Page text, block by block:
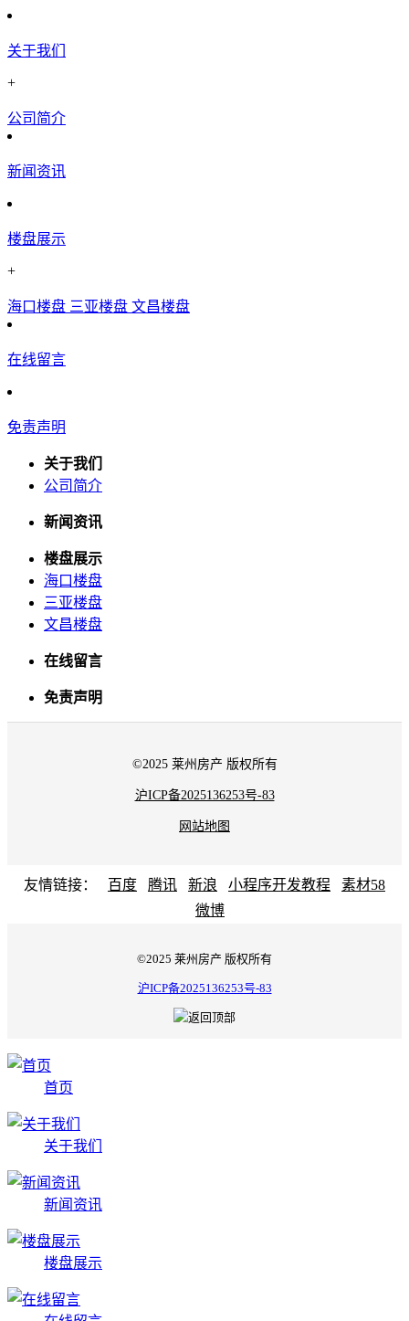
关于我们
+
公司简介
新闻资讯
楼盘展示
+
海口楼盘 三亚楼盘 文昌楼盘
在线留言
免责声明
关于我们
公司简介
新闻资讯
楼盘展示
海口楼盘
三亚楼盘
文昌楼盘
在线留言
免责声明
©2025 莱州房产 版权所有
沪ICP备2025136253号-83
网站地图
友情链接： 百度 腾讯 新浪 小程序开发教程
素材58
微博
©2025 莱州房产 版权所有
沪ICP备2025136253号-83
首页
关于我们
新闻资讯
楼盘展示